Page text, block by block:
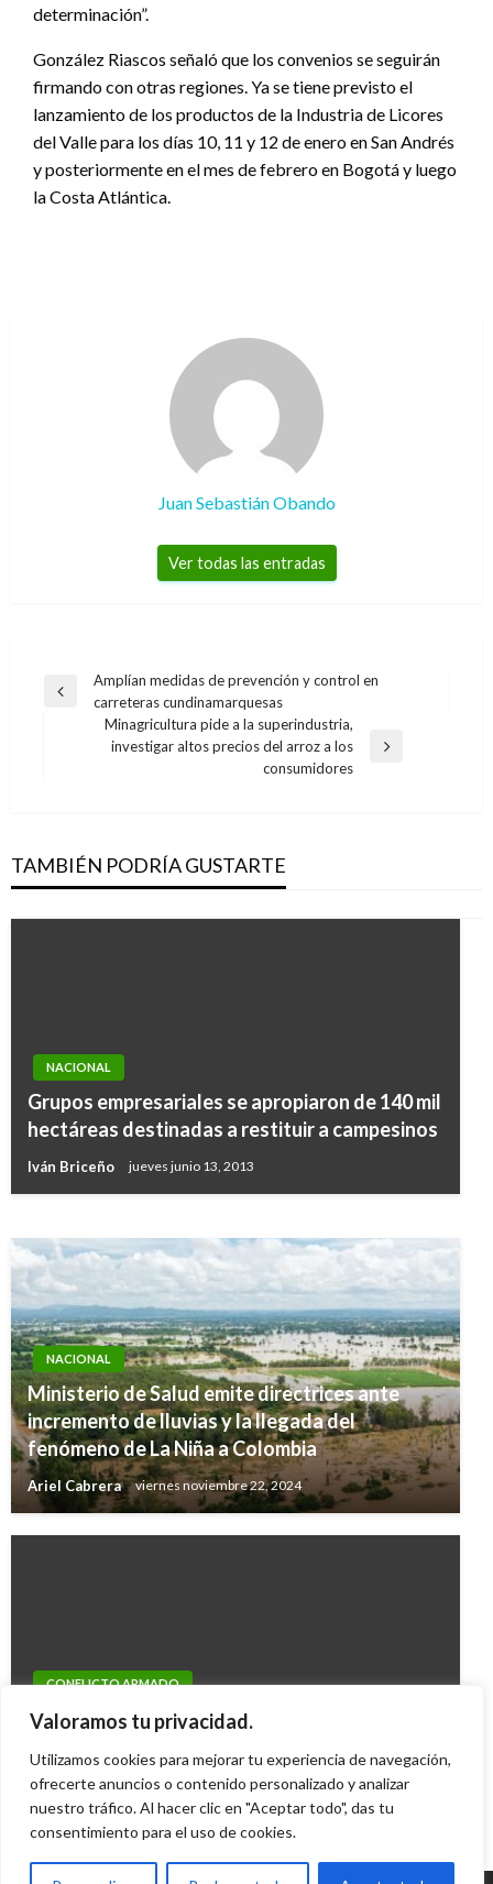
Valoramos tu privacidad.
Utilizamos cookies para mejorar tu experiencia de navegación,
ofrecerte anuncios o contenido personalizado y analizar
nuestro tráfico. Al hacer clic en "Aceptar todo", das tu
consentimiento para el uso de cookies.
determinación”.
González Riascos señaló que los convenios se seguirán
firmando con otras regiones. Ya se tiene previsto el
lanzamiento de los productos de la Industria de Licores
del Valle para los días 10, 11 y 12 de enero en San Andrés
y posteriormente en el mes de febrero en Bogotá y luego
la Costa Atlántica.
Juan Sebastián Obando
Ver todas las entradas
Navegación
entradas
Entrada
Amplían medidas de prevención y control en
carreteras cundinamarquesas
Entrada
Minagricultura pide a la superindustria,
investigar altos precios del arroz a los
consumidores
TAMBIÉN PODRÍA GUSTARTE
NACIONAL
Grupos empresariales se apropiaron de 140 mil
hectáreas destinadas a restituir a campesinos
Iván Briceño jueves junio 13, 2013
NACIONAL
Doble titulación de bachilleres debe graduar
técnicos en proyectos de energías renovables
NACIONAL
Ministerio de Salud emite directrices ante
incremento de lluvias y la llegada del
fenómeno de La Niña a Colombia
Ariel Cabrera viernes noviembre 22, 2024
CONFLICTO ARMADO
Cayó médico que atendía a las Farc y servía
Iván Briceño lunes octubre 1, 2012